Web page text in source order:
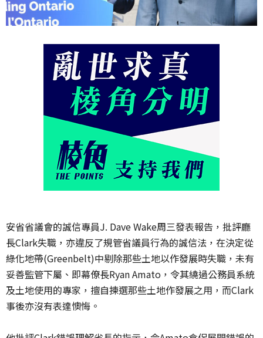
安省省議會的誠信專員J. Dave Wake周三發表報告，批評廳
長Clark失職，亦違反了規管省議員行為的誠信法，在決定從
綠化地帶(Greenbelt)中剔除那些土地以作發展時失職，未有
妥善監管下屬、即幕僚長Ryan Amato，令其繞過公務員系統
及土地使用的專家，擅自揀選那些土地作發展之用，而Clark
事後亦沒有表達懊悔。